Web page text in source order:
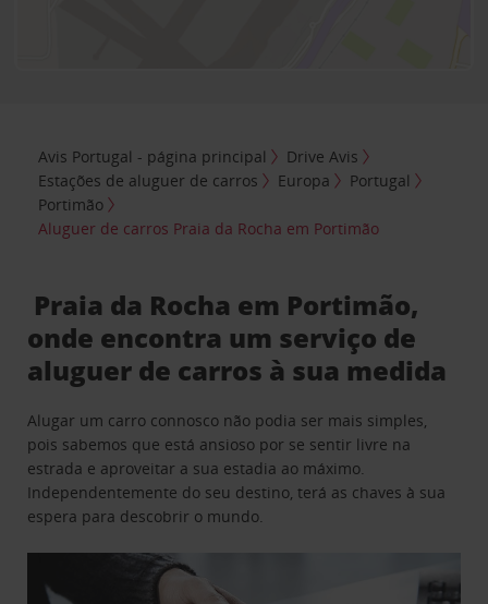
Avis Portugal - página principal
Drive Avis
Estações de aluguer de carros
Europa
Portugal
Portimão
Aluguer de carros Praia da Rocha em Portimão
Praia da Rocha em Portimão,
onde encontra um serviço de
aluguer de carros à sua medida
Alugar um carro connosco não podia ser mais simples,
pois sabemos que está ansioso por se sentir livre na
estrada e aproveitar a sua estadia ao máximo.
Independentemente do seu destino, terá as chaves à sua
espera para descobrir o mundo.